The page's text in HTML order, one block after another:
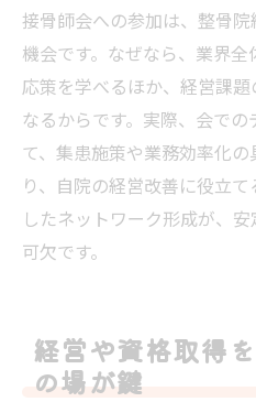
接骨師会への参加は、整骨
機会です。なぜなら、業界
応策を学べるほか、経営課
なるからです。実際、会で
て、集患施策や業務効率化
り、自院の経営改善に役立
したネットワーク形成が、
可欠です。
経営や資格取得
の場が鍵